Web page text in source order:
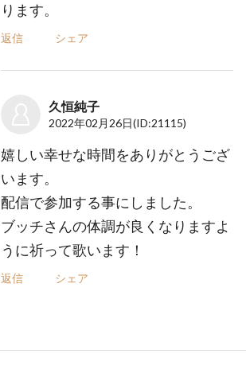
ります。
返信 シェア
久恒純子
2022年02月26日(ID:21115)
嬉しい幸せな時間をありがとうござ
います。
配信で参加する事にしました。
ブッチさんの体調が良くなりますよ
うに祈って歌います！
返信 シェア